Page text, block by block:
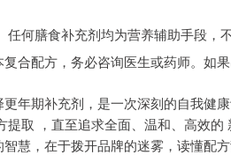
任何膳食补充剂均为营养辅助手段，
合配方，务必咨询医生或药师。如
年期补充剂，是一次深刻的自我健
提取 ，直至追求全面、温和、高效
慧，在于拨开品牌的迷雾，读懂配